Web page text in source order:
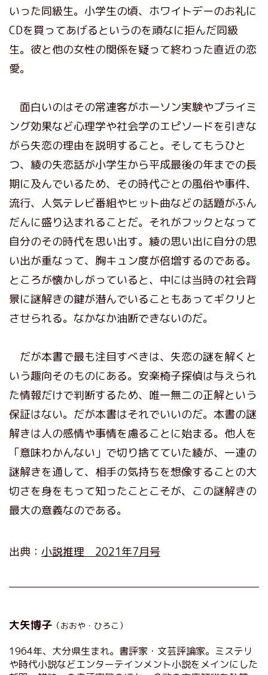
いった同級生。小学生の頃、ホワイトデーのお礼に
CDを買ってあげるというのを頑なに拒んだ同級
生。彼と他の女性の関係を疑って終わった直近の恋
愛。
面白いのはその常連客がホーソン実験やプライミ
ング効果など心理学や社会学のエピソードを引きな
がら失恋の理由を説明すること。そしてもうひと
つ、綾の失恋話が小学生から平成最後の年までの長
期に及んでいるため、その時代ごとの風俗や事件、
流行、人気テレビ番組やヒット曲などの話題がふん
だんに盛り込まれることだ。それがフックとなって
自分のその時代を思い出す。綾の思い出に自分の思
い出が重なって、胸キュン度が倍増するのである。
ところが懐かしがっていると、中には当時の社会背
景に謎解きの鍵が潜んでいることもあってギクリと
させられる。なかなか油断できないのだ。
だが本書で最も注目すべきは、失恋の謎を解くと
いう趣向そのものにある。安楽椅子探偵は与えられ
た情報だけで判断するため、唯一無二の正解という
保証はない。だが本書はそれでいいのだ。本書の謎
解きは人の感情や事情を慮ることに始まる。他人を
「意味わかんない」で切り捨てていた綾が、一連の
謎解きを通して、相手の気持ちを想像することの大
切さを身をもって知ったことこそが、この謎解きの
最大の意義なのである。
出典： 小説推理 2021年7月号
大矢博子 （おおや・ひろこ）
1964年、大分県生まれ。書評家・文芸評論家。ミステリ
や時代小説などエンターテインメント小説をメインにした